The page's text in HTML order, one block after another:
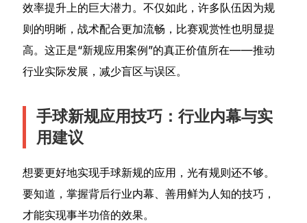
效率提升上的巨大潜力。不仅如此，许多队伍因为规
则的明晰，战术配合更加流畅，比赛观赏性也明显提
高。这正是“新规应用案例”的真正价值所在——推动
行业实际发展，减少盲区与误区。
手球新规应用技巧：行业内幕与实
用建议
想要更好地实现手球新规的应用，光有规则还不够。
要知道，掌握背后行业内幕、善用鲜为人知的技巧，
才能实现事半功倍的效果。